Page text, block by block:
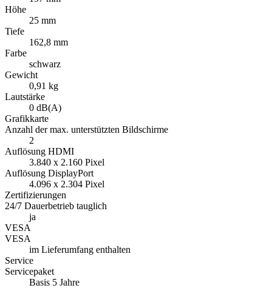
Höhe
25 mm
Tiefe
162,8 mm
Farbe
schwarz
Gewicht
0,91 kg
Lautstärke
0 dB(A)
Grafikkarte
Anzahl der max. unterstützten Bildschirme
2
Auflösung HDMI
3.840 x 2.160 Pixel
Auflösung DisplayPort
4.096 x 2.304 Pixel
Zertifizierungen
24/7 Dauerbetrieb tauglich
ja
VESA
VESA
im Lieferumfang enthalten
Service
Servicepaket
Basis 5 Jahre